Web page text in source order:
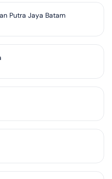
Putra Jaya Batam